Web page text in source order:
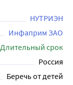
состава
и
Кроме
вкус, не
НУТРИЭН
Инфаприм ЗАО
Длительный срок
Россия
Беречь от детей